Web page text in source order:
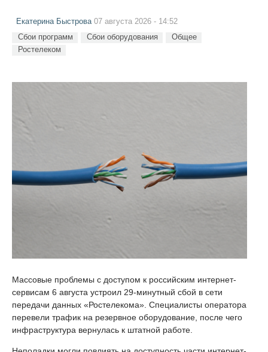
Екатерина Быстрова07 августа 2026 - 14:52
Сбои программ Сбои оборудования
Общее
Ростелеком
Массовые проблемы с доступом к российским интернет-
сервисам 6 августа устроил 29-минутный сбой в сети
передачи данных «Ростелекома». Специалисты оператора
перевели трафик на резервное оборудование, после чего
инфраструктура вернулась к штатной работе.